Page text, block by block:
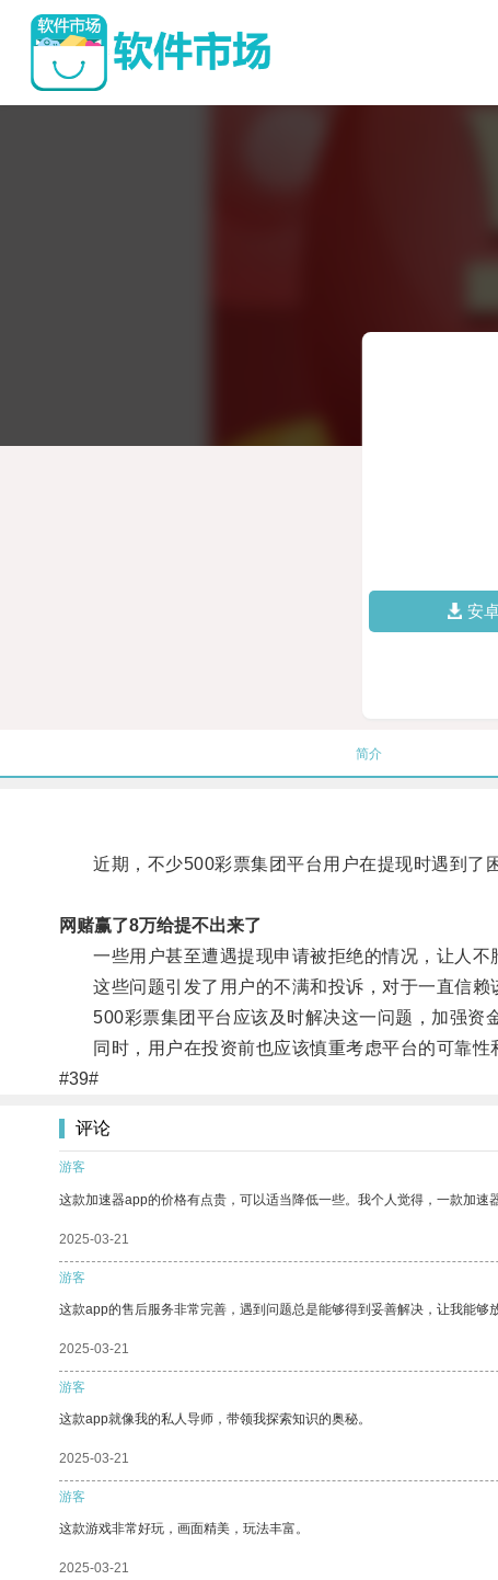
安
简介
近期，不少500彩票集团平台用户在提现时遇到了困
网赌赢了8万给提不出来了
一些用户甚至遭遇提现申请被拒绝的情况，让人不
这些问题引发了用户的不满和投诉，对于一直信赖
500彩票集团平台应该及时解决这一问题，加强资
同时，用户在投资前也应该慎重考虑平台的可靠性
#39#
评论
游客
这款加速器app的价格有点贵，可以适当降低一些。我个人觉得，一款加速
2025-03-21
游客
这款app的售后服务非常完善，遇到问题总是能够得到妥善解决，让我能够
2025-03-21
游客
这款app就像我的私人导师，带领我探索知识的奥秘。
2025-03-21
游客
这款游戏非常好玩，画面精美，玩法丰富。
2025-03-21